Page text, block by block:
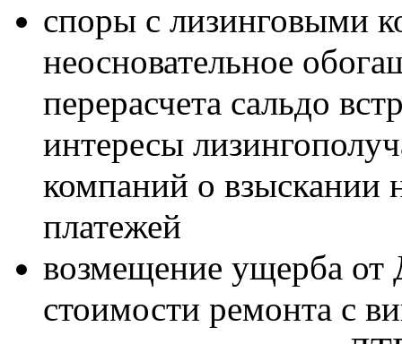
споры с лизинговыми
неосновательное
перерасчета сальдо
интересы
компаний о взыскании
платежей
возмещение ущерба
стоимости ремонта с